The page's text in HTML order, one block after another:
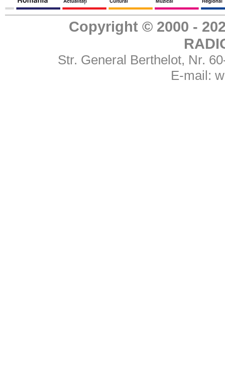
Copyright © 2000 -
Str. General Berthelot, Nr.
E-mail: